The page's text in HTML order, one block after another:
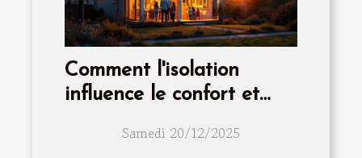
Comment l'isolation
influence le confort et
Samedi 20/12/2025